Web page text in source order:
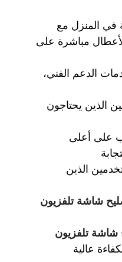
في المنزل مع
مباشرة على
الدعم الفني،
الذين يحتاجون
على أعلى
الذين
شاشة تلفزيون
شاشة تلفزيون
عالية